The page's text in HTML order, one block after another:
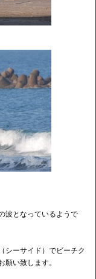
波となっているようで
シーサイド）でビーチク
願い致します。